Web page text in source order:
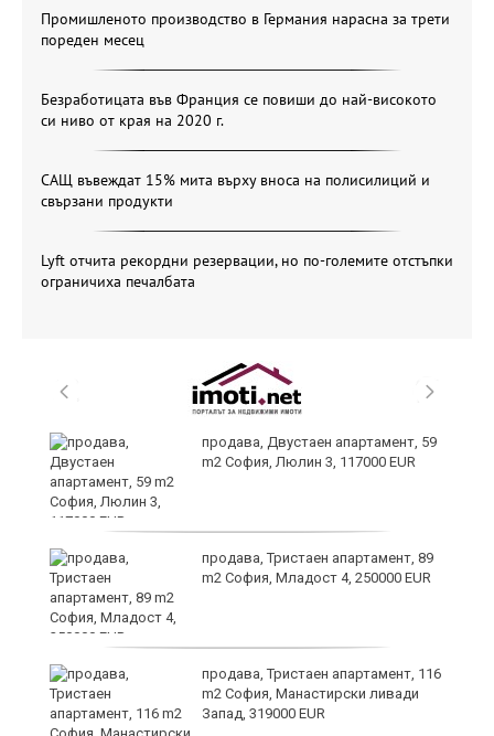
Промишленото производство в Германия нарасна за трети
пореден месец
Безработицата във Франция се повиши до най-високото
си ниво от края на 2020 г.
САЩ въвеждат 15% мита върху вноса на полисилиций и
свързани продукти
Lyft отчита рекордни резервации, но по-големите отстъпки
ограничиха печалбата
продава, Двустаен апартамент, 59
m2 София, Люлин 3, 117000 EUR
продава, Тристаен апартамент, 89
m2 София, Младост 4, 250000 EUR
продава, Тристаен апартамент, 116
m2 София, Манастирски ливади
Запад, 319000 EUR